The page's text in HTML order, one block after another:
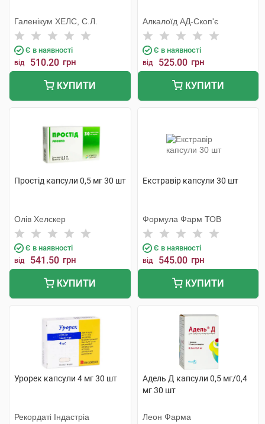
Галенікум ХЕЛС, С.Л.
Є в наявності
від 510.20 грн
КУПИТИ
Алкалоїд АД-Скоп'є
Є в наявності
від 525.00 грн
КУПИТИ
Простід капсули 0,5 мг 30 шт
Олів Хелскер
Є в наявності
від 541.50 грн
КУПИТИ
Екстравір капсули 30 шт
Формула Фарм ТОВ
Є в наявності
від 545.00 грн
КУПИТИ
Урорек капсули 4 мг 30 шт
Рекордаті Індастріа
Адель Д капсули 0,5 мг/0,4
мг 30 шт
Леон Фарма